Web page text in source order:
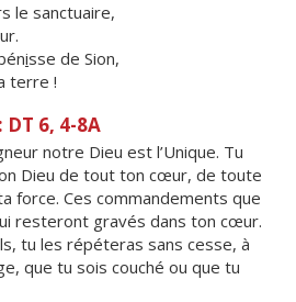
le sanctuaire,
isse de Sion,
terre !
DT 6, 4-8A
notre Dieu est l’Unique. Tu
Dieu de tout ton cœur, de toute
force. Ces commandements que
resteront gravés dans ton cœur.
tu les répéteras sans cesse, à
que tu sois couché ou que tu